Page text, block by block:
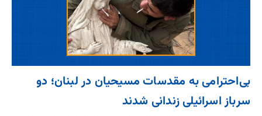
بی‌احترامی به مقدسات مسیحیان در لبنان؛ دو
سرباز اسرائیلی زندانی شدند